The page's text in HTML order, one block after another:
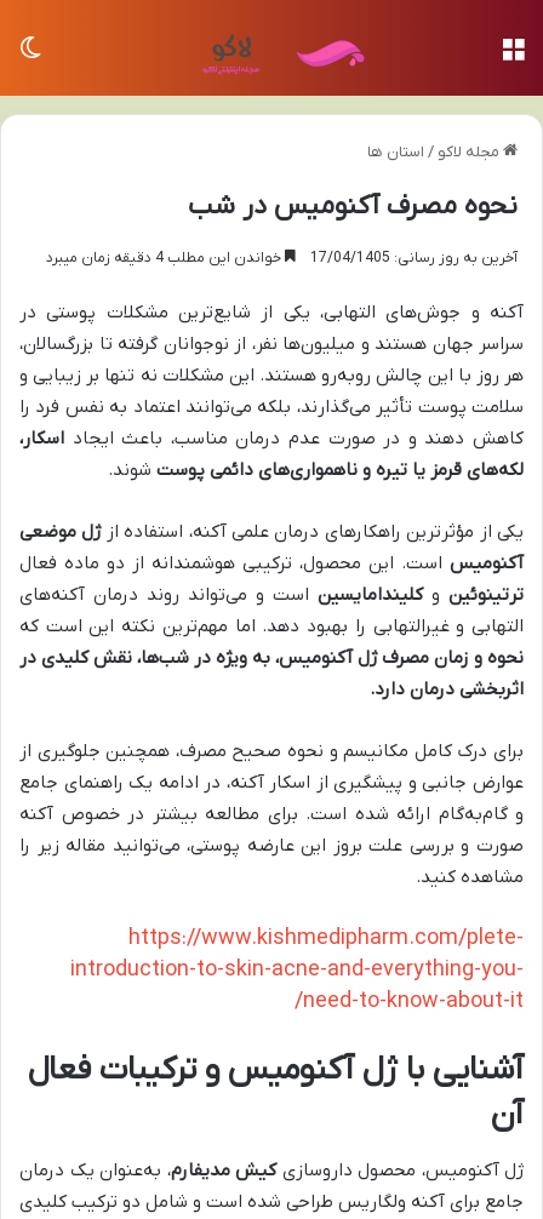
مجله لاکو / استان ها
نحوه مصرف آکنومیس در شب
آخرین به روز رسانی: 17/04/1405 خواندن این مطلب 4 دقیقه زمان میبرد
آکنه و جوش‌های التهابی، یکی از شایع‌ترین مشکلات پوستی در
سراسر جهان هستند و میلیون‌ها نفر، از نوجوانان گرفته تا بزرگسالان،
هر روز با این چالش روبه‌رو هستند. این مشکلات نه تنها بر زیبایی و
سلامت پوست تأثیر می‌گذارند، بلکه می‌توانند اعتماد به نفس فرد را
کاهش دهند و در صورت عدم درمان مناسب، باعث ایجاد اسکار،
لکه‌های قرمز یا تیره و ناهمواری‌های دائمی پوست شوند.
یکی از مؤثرترین راهکارهای درمان علمی آکنه، استفاده ازژل موضعی
آکنومیس است. این محصول، ترکیبی هوشمندانه از دو ماده فعال
ترتینوئین وکلیندامایسین است و می‌تواند روند درمان آکنه‌های
التهابی و غیرالتهابی را بهبود دهد. اما مهم‌ترین نکته این است که
نحوه و زمان مصرف ژل آکنومیس، به ویژه در شب‌ها، نقش کلیدی در
اثربخشی درمان دارد.
برای درک کامل مکانیسم و نحوه صحیح مصرف، همچنین جلوگیری از
عوارض جانبی و پیشگیری از اسکار آکنه، در ادامه یک راهنمای جامع
و گام‌به‌گام ارائه شده است. برای مطالعه بیشتر در خصوص آکنه
صورت و بررسی علت بروز این عارضه پوستی، می‌توانید مقاله زیر را
مشاهده کنید.
https://www.kishmedipharm.com/plete-
introduction-to-skin-acne-and-everything-you-
need-to-know-about-it/
آشنایی با ژل آکنومیس و ترکیبات فعال
آن
ژل آکنومیس، محصول داروسازیکیش مدیفارم، به‌عنوان یک درمان
جامع برای آکنه ولگاریس طراحی شده است و شامل دو ترکیب کلیدی